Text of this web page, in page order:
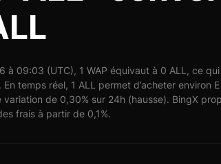
à 09:03 (UTC), 1 WAP équivaut à 0 ALL, ce
temps réel, 1 ALL permet d’acheter environ
variation de 0,30% sur 24h (hausse). BingX
frais à partir de 0,1%.